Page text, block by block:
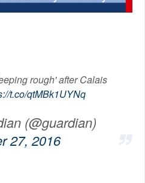
rough' after Calais
t.co/qtMBk1UYNq
(@guardian)
27, 2016